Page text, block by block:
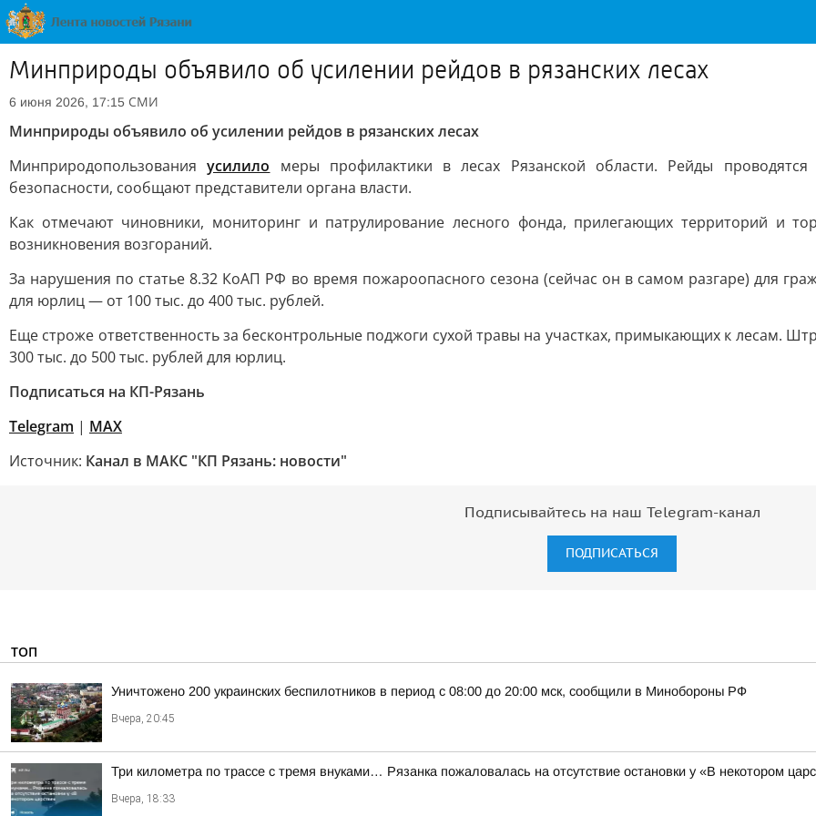
Минприроды объявило об усилении рейдов в рязанских лесах
6 июня 2026, 17:15 СМИ
Минприроды объявило об усилении рейдов в рязанских лесах
Минприродопользованияусилило меры профилактики в лесах Рязанской области. Рейды
безопасности, сообщают представители органа власти.
Как отмечают чиновники, мониторинг и патрулирование лесного фонда, прилегающих территорий и
возникновения возгораний.
За нарушения по статье 8.32 КоАП РФ во время пожароопасного сезона (сейчас он в самом разгаре) для
для юрлиц — от 100 тыс. до 400 тыс. рублей.
Еще строже ответственность за бесконтрольные поджоги сухой травы на участках, примыкающих к лесам.
300 тыс. до 500 тыс. рублей для юрлиц.
Подписаться на КП-Рязань
Telegram | МАХ
Источник: Канал в МАКС "КП Рязань: новости"
Подписывайтесь на наш Telegram-канал
ПОДПИСАТЬСЯ
ТОП
Уничтожено 200 украинских беспилотников в период с 08:00 до 20:00 мск, сообщили в Минобороны РФ
Вчера, 20:45
Три километра по трассе с тремя внуками… Рязанка пожаловалась на отсутствие остановки у «В некотором
Вчера, 18:33